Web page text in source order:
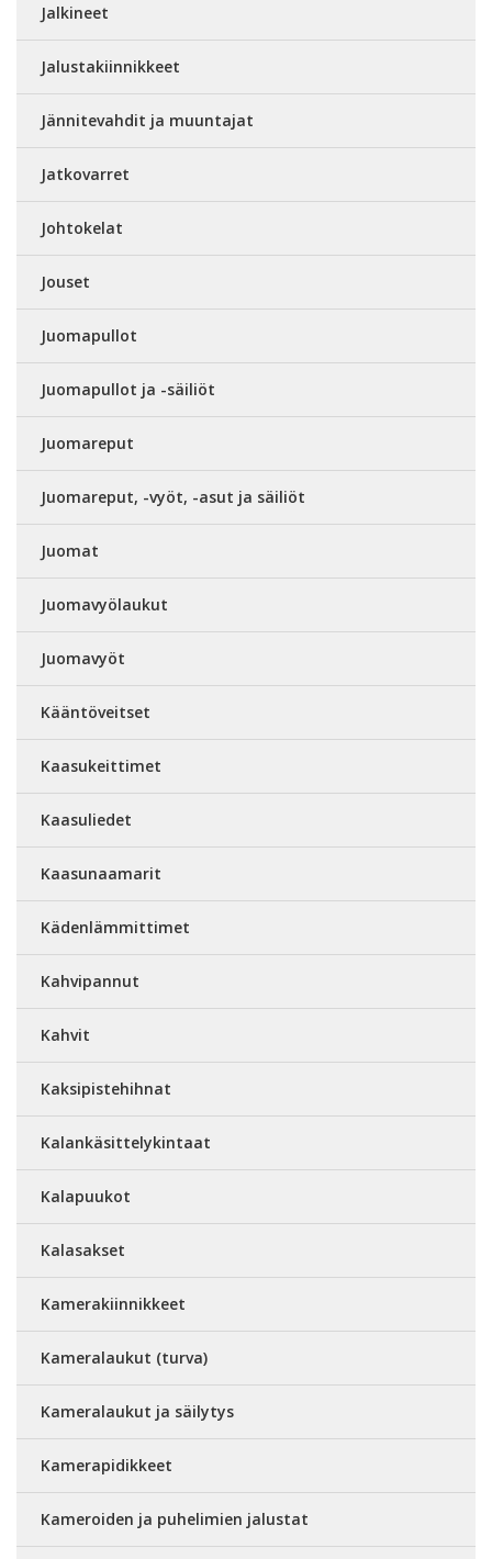
Jalkineet
Jalustakiinnikkeet
Jännitevahdit ja muuntajat
Jatkovarret
Johtokelat
Jouset
Juomapullot
Juomapullot ja -säiliöt
Juomareput
Juomareput, -vyöt, -asut ja säiliöt
Juomat
Juomavyölaukut
Juomavyöt
Kääntöveitset
Kaasukeittimet
Kaasuliedet
Kaasunaamarit
Kädenlämmittimet
Kahvipannut
Kahvit
Kaksipistehihnat
Kalankäsittelykintaat
Kalapuukot
Kalasakset
Kamerakiinnikkeet
Kameralaukut (turva)
Kameralaukut ja säilytys
Kamerapidikkeet
Kameroiden ja puhelimien jalustat